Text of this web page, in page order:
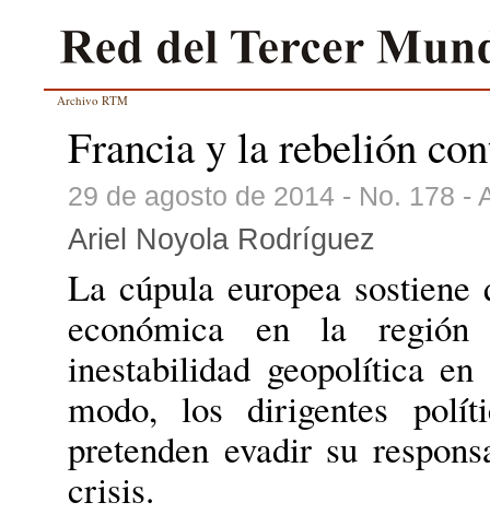
Archivo RTM
Francia y la rebelión
29 de agosto de 2014 - No. 178 -
Ariel Noyola Rodríguez
La cúpula europea
económica en la región
inestabilidad geopolítica
modo, los dirigentes
pretenden evadir su
crisis.